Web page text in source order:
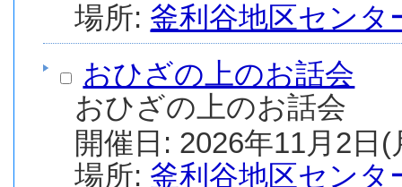
場所: 釜利谷地区センタ
おひざの上のお話会
おひざの上のお話会
場所: 釜利谷地区センタ